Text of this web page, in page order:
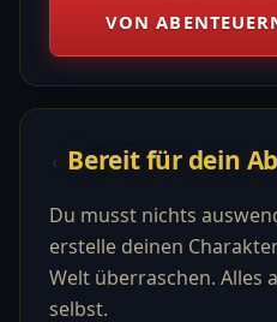
VON
Bereit für dein
Du musst nichts
erstelle deinen
Welt überraschen. Alles
selbst.